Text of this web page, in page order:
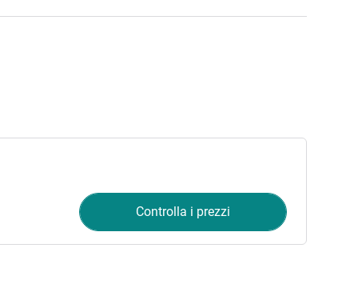
Controlla i prezzi